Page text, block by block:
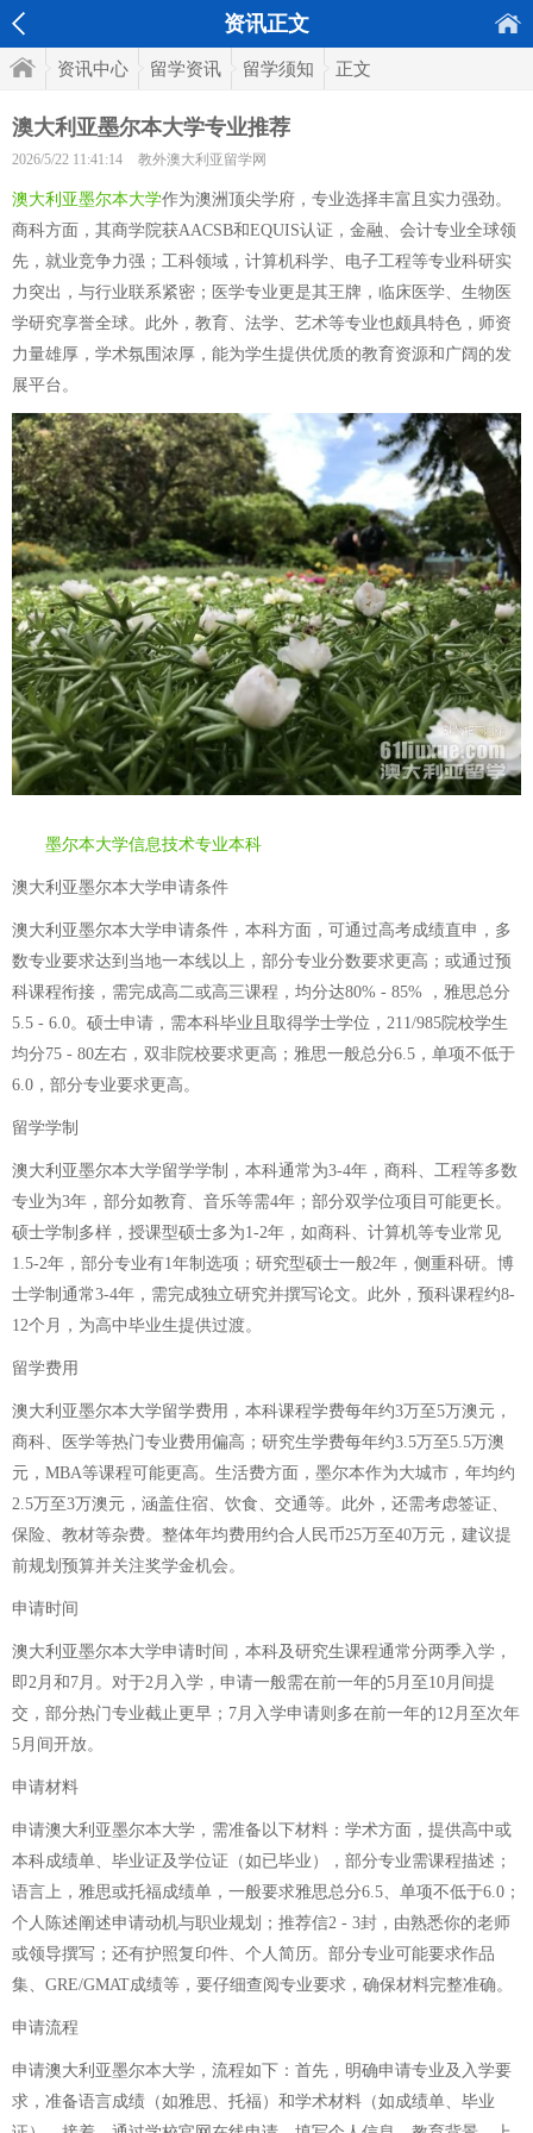
资讯正文
资讯中心 留学资讯 留学须知 正文
澳大利亚墨尔本大学专业推荐
2026/5/22 11:41:14 教外澳大利亚留学网
澳大利亚墨尔本大学作为澳洲顶尖学府，专业选择丰富且实力强劲。
商科方面，其商学院获AACSB和EQUIS认证，金融、会计专业全球领
先，就业竞争力强；工科领域，计算机科学、电子工程等专业科研实
力突出，与行业联系紧密；医学专业更是其王牌，临床医学、生物医
学研究享誉全球。此外，教育、法学、艺术等专业也颇具特色，师资
力量雄厚，学术氛围浓厚，能为学生提供优质的教育资源和广阔的发
展平台。
墨尔本大学信息技术专业本科
澳大利亚墨尔本大学申请条件
澳大利亚墨尔本大学申请条件，本科方面，可通过高考成绩直申，多
数专业要求达到当地一本线以上，部分专业分数要求更高；或通过预
科课程衔接，需完成高二或高三课程，均分达80% - 85% ，雅思总分
5.5 - 6.0。硕士申请，需本科毕业且取得学士学位，211/985院校学生
均分75 - 80左右，双非院校要求更高；雅思一般总分6.5，单项不低于
6.0，部分专业要求更高。
留学学制
澳大利亚墨尔本大学留学学制，本科通常为3-4年，商科、工程等多数
专业为3年，部分如教育、音乐等需4年；部分双学位项目可能更长。
硕士学制多样，授课型硕士多为1-2年，如商科、计算机等专业常见
1.5-2年，部分专业有1年制选项；研究型硕士一般2年，侧重科研。博
士学制通常3-4年，需完成独立研究并撰写论文。此外，预科课程约8-
12个月，为高中毕业生提供过渡。
留学费用
澳大利亚墨尔本大学留学费用，本科课程学费每年约3万至5万澳元，
商科、医学等热门专业费用偏高；研究生学费每年约3.5万至5.5万澳
元，MBA等课程可能更高。生活费方面，墨尔本作为大城市，年均约
2.5万至3万澳元，涵盖住宿、饮食、交通等。此外，还需考虑签证、
保险、教材等杂费。整体年均费用约合人民币25万至40万元，建议提
前规划预算并关注奖学金机会。
申请时间
澳大利亚墨尔本大学申请时间，本科及研究生课程通常分两季入学，
即2月和7月。对于2月入学，申请一般需在前一年的5月至10月间提
交，部分热门专业截止更早；7月入学申请则多在前一年的12月至次年
5月间开放。
申请材料
申请澳大利亚墨尔本大学，需准备以下材料：学术方面，提供高中或
本科成绩单、毕业证及学位证（如已毕业），部分专业需课程描述；
语言上，雅思或托福成绩单，一般要求雅思总分6.5、单项不低于6.0；
个人陈述阐述申请动机与职业规划；推荐信2 - 3封，由熟悉你的老师
或领导撰写；还有护照复印件、个人简历。部分专业可能要求作品
集、GRE/GMAT成绩等，要仔细查阅专业要求，确保材料完整准确。
申请流程
申请澳大利亚墨尔本大学，流程如下：首先，明确申请专业及入学要
求，准备语言成绩（如雅思、托福）和学术材料（如成绩单、毕业